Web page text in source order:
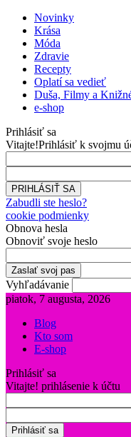
Novinky
Krása
Móda
Zdravie
Recepty
Oplatí sa vedieť
Duša, Filmy a
e-shop
Prihlásiť sa
Vitajte!Prihlásiť k svojmu
Zabudli ste heslo?
cookie podmienky
Obnova hesla
Obnoviť svoje heslo
Vyhľadávanie
piatok, 7 augusta, 2026
Blog
Kto som
E-shop
Prihlásiť sa
Vitajte! prihlásenie k účtu